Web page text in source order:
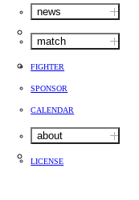
news
match
FIGHTER
SPONSOR
CALENDAR
about
LICENSE